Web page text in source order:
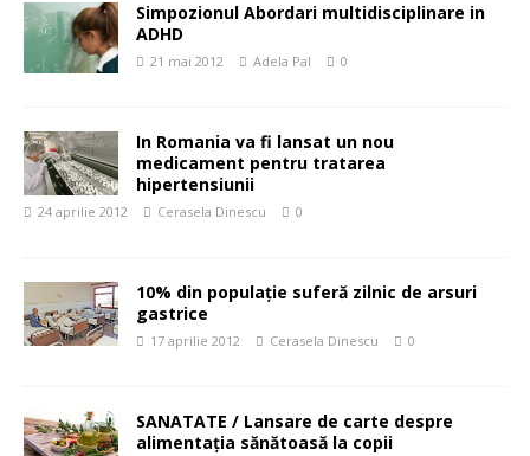
Simpozionul Abordari multidisciplinare in
ADHD
21 mai 2012 Adela Pal 0
In Romania va fi lansat un nou
medicament pentru tratarea
hipertensiunii
24 aprilie 2012 Cerasela Dinescu 0
10% din populaţie suferă zilnic de arsuri
gastrice
17 aprilie 2012 Cerasela Dinescu 0
SANATATE / Lansare de carte despre
alimentaţia sănătoasă la copii